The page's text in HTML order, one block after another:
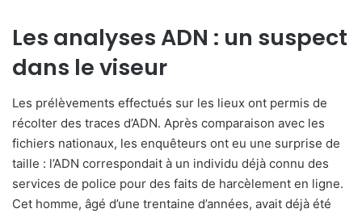
Les analyses ADN : un suspect
dans le viseur
Les prélèvements effectués sur les lieux ont permis de
récolter des traces d’ADN. Après comparaison avec les
fichiers nationaux, les enquêteurs ont eu une surprise de
taille : l’ADN correspondait à un individu déjà connu des
services de police pour des faits de harcèlement en ligne.
Cet homme, âgé d’une trentaine d’années, avait déjà été